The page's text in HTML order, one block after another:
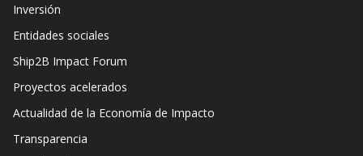
Inversión
Entidades sociales
Ship2B Impact Forum
Proyectos acelerados
Actualidad de la Economía de Impacto
Transparencia